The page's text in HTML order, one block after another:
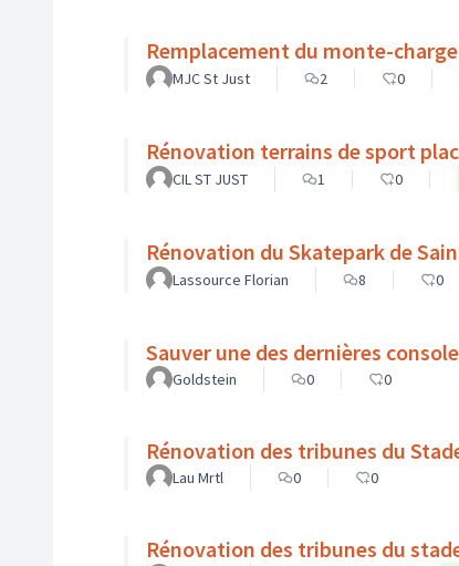
Remplacement du monte-charge
MJC St Just 2 0
Rénovation terrains de sport
CIL ST JUST 1 0
Rénovation du Skatepark de
Lassource Florian 8 0
Sauver une des dernières
Goldstein 0 0
Rénovation des tribunes du
Lau Mrtl 0 0
Rénovation des tribunes du